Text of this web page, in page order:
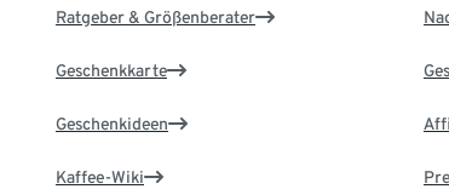
Ratgeber & Größenberater
Geschenkkarte
Geschenkideen
Kaffee-Wiki